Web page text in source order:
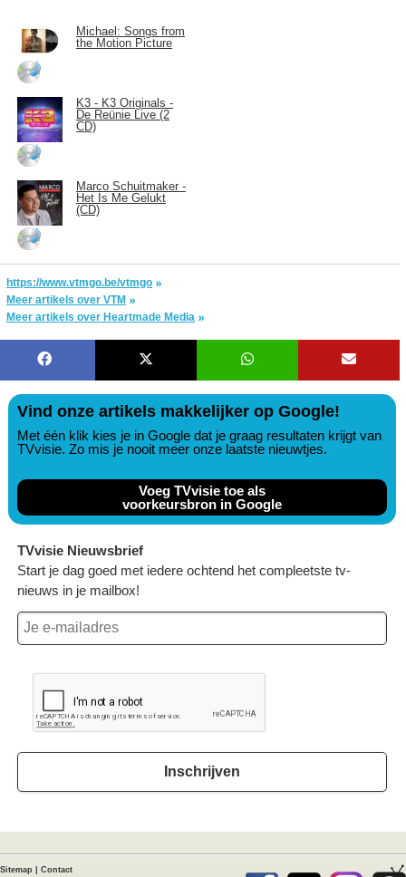
Michael: Songs from
the Motion Picture
K3 - K3 Originals -
De Reünie Live (2
CD)
Marco Schuitmaker -
Het Is Me Gelukt
(CD)
https://www.vtmgo.be/vtmgo
Meer artikels over VTM
Meer artikels over Heartmade Media
Vind onze artikels makkelijker op Google!
Met één klik kies je in Google dat je graag resultaten krijgt van
TVvisie. Zo mis je nooit meer onze laatste nieuwtjes.
Voeg TVvisie toe als
voorkeursbron in Google
TVvisie Nieuwsbrief
Start je dag goed met iedere ochtend het compleetste tv-
nieuws in je mailbox!
Inschrijven
Sitemap
Contact